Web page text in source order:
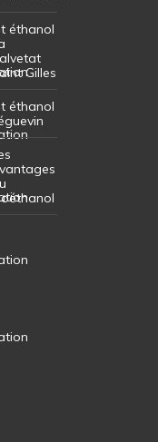
éthanol
Gilles
éthanol